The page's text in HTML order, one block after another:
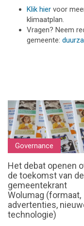
Klik hier voor
klimaatplan.
Vragen? Neem
gemeente:
Governance
Het debat openen
de toekomst van de
gemeentekrant
Wolumag (formaat,
advertenties,
technologie)